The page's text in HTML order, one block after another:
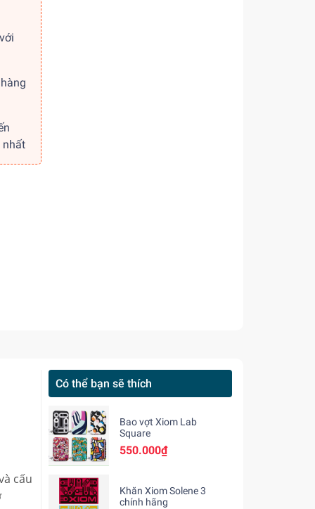
nhất
cấu
Có thể bạn sẽ thích
Bao vợt Xiom Lab
Square
550.000₫
Khăn Xiom Solene 3
chính hãng